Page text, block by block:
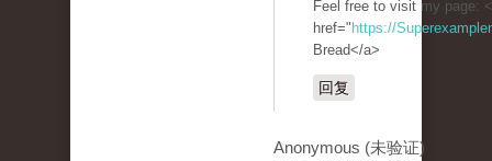
Feel free to visit my page:
href=" https://
Bread</a>
回复
Anonymous (未验证)